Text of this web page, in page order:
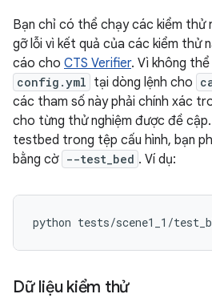
Bạn chỉ có thể chạy các kiểm thử
gỡ lỗi vì kết quả của các kiểm thử
cáo cho CTS Verifier. Vì không
config.yml tại dòng lệnh cho
các tham số này phải chính xác
cho từng thử nghiệm được đề
testbed trong tệp cấu hình, bạn
bằng cờ --test_bed . Ví dụ:
Dữ liệu kiểm thử